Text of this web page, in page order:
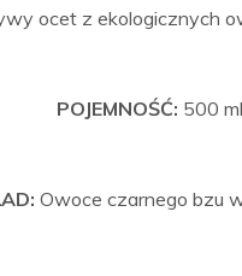
ocet z ekologicznych
POJEMNOŚĆ: 500
Owoce czarnego bzu